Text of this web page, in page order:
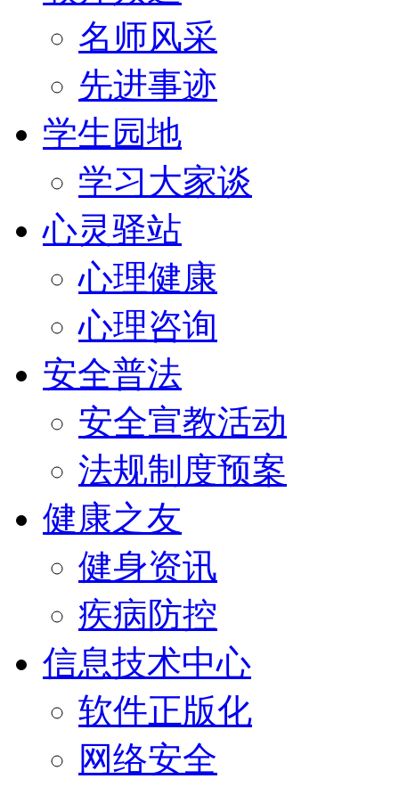
名师风采
先进事迹
学生园地
学习大家谈
心灵驿站
心理健康
心理咨询
安全普法
安全宣教活动
法规制度预案
健康之友
健身资讯
疾病防控
信息技术中心
软件正版化
网络安全